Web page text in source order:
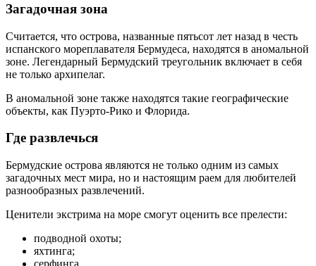
Загадочная зона
Считается, что острова, названные пятьсот лет назад в честь
испанского мореплавателя Бермудеса, находятся в аномальной
зоне. Легендарный Бермудский треугольник включает в себя
не только архипелаг.
В аномальной зоне также находятся такие географические
объекты, как Пуэрто-Рико и Флорида.
Где развлечься
Бермудские острова являются не только одним из самых
загадочных мест мира, но и настоящим раем для любителей
разнообразных развлечений.
Ценители экстрима на море смогут оценить все прелести:
подводной охоты;
яхтинга;
серфинга.